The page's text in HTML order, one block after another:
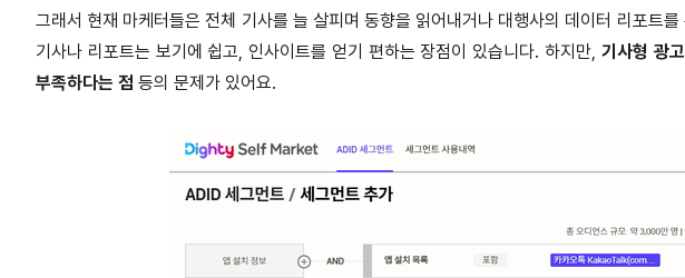
그래서 현재 마케터들은 전체 기사를 늘 살피며 동향을 읽어내거나 대행사의 데이터 리포트
기사나 리포트는 보기에 쉽고, 인사이트를 얻기 편하는 장점이 있습니다. 하지만, 기사형 광
부족하다는 점 등의 문제가 있어요.